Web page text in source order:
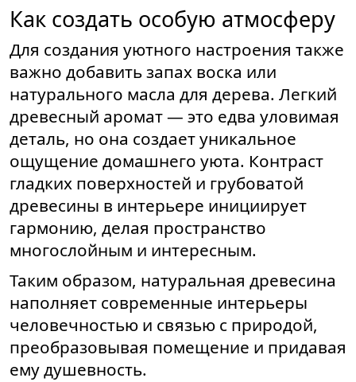
Как создать особую атмосферу
Для создания уютного настроения также
важно добавить запах воска или
натурального масла для дерева. Легкий
древесный аромат — это едва уловимая
деталь, но она создает уникальное
ощущение домашнего уюта. Контраст
гладких поверхностей и грубоватой
древесины в интерьере инициирует
гармонию, делая пространство
многослойным и интересным.
Таким образом, натуральная древесина
наполняет современные интерьеры
человечностью и связью с природой,
преобразовывая помещение и придавая
ему душевность.